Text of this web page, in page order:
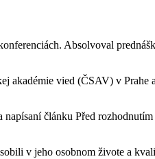
Absolvoval
vied (ČSAV) v Prahe
článku Před
v jeho osobnom živote a